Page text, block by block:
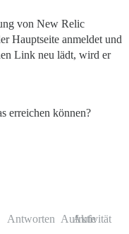
von New Relic
Hauptseite anmeldet und
Link neu lädt, wird er
erreichen können?
Antworten Aufrufe
Aktivität